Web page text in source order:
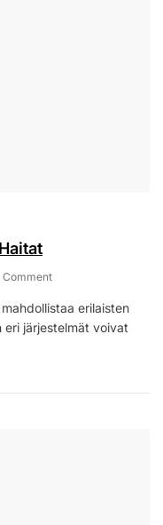
CommentOn
Malli:
Käyttö,
erilaisten
eri järjestelmät voivat